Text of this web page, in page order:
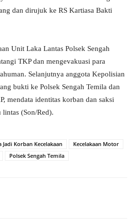
dan dirujuk ke RS Kartiasa Bakti
Unit Laka Lantas Polsek Sengah
TKP dan mengevakuasi para
Selanjutnya anggota Kepolisian
bukti ke Polsek Sengah Temila dan
mendata identitas korban dan saksi
lintas (Son/Red).
Jadi Korban Kecelakaan
Kecelakaan Motor
Polsek Sengah Temila